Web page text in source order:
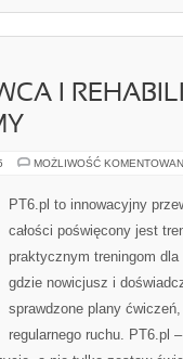
I
MOŻLIWOŚĆ
PT6.pl to innowacyjny
całości poświęcony jest
praktycznym treningom
gdzie nowicjusz i
sprawdzone plany
regularnego ruchu. PT6.pl